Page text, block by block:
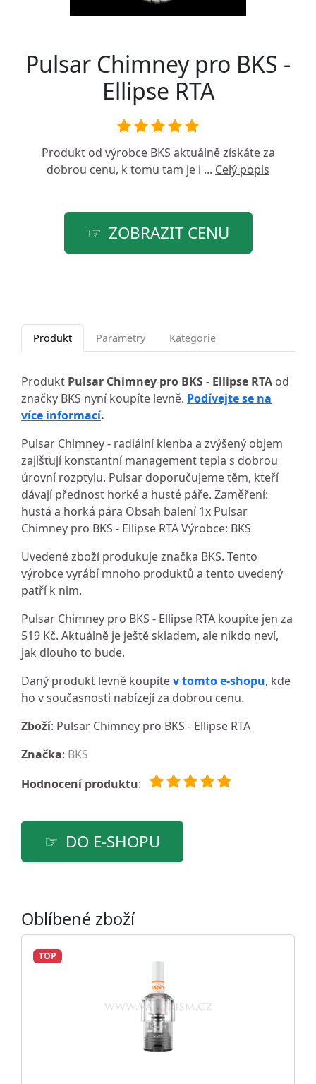
Pulsar Chimney pro BKS -
Ellipse RTA
Produkt od výrobce BKS aktuálně získáte za
dobrou cenu, k tomu tam je i ... Celý popis
ZOBRAZIT CENU
Produkt Parametry Kategorie
Produkt Pulsar Chimney pro BKS - Ellipse RTA od
značky BKS nyní koupíte levně. Podívejte se na
více informací.
Pulsar Chimney - radiální klenba a zvýšený objem
zajišťují konstantní management tepla s dobrou
úrovní rozptylu. Pulsar doporučujeme těm, kteří
dávají přednost horké a husté páře. Zaměření:
hustá a horká pára Obsah balení 1x Pulsar
Chimney pro BKS - Ellipse RTA Výrobce: BKS
Uvedené zboží produkuje značka BKS. Tento
výrobce vyrábí mnoho produktů a tento uvedený
patří k nim.
Pulsar Chimney pro BKS - Ellipse RTA koupíte jen za
519 Kč. Aktuálně je ještě skladem, ale nikdo neví,
jak dlouho to bude.
Daný produkt levně koupítev tomto e-shopu, kde
ho v současnosti nabízejí za dobrou cenu.
Zboží: Pulsar Chimney pro BKS - Ellipse RTA
Značka: BKS
Hodnocení produktu:
DO E-SHOPU
Oblíbené zboží
TOP